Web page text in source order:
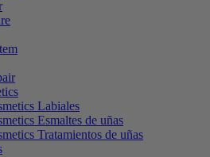
Labiales
Esmaltes de uñas
Tratamientos de uñas